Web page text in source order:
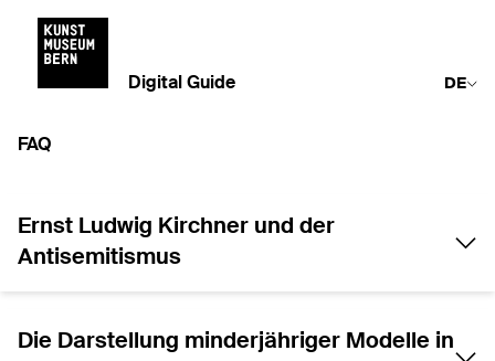
Digital Guide DE
FAQ
Ernst Ludwig Kirchner und der
Antisemitismus
Die Darstellung minderjähriger Modelle in